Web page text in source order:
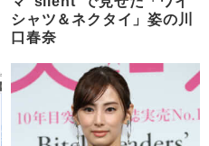
シャツ＆ネクタイ」姿の川
口春奈